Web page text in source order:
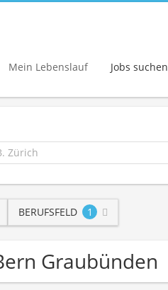
Mein Lebenslauf Jobs suchen
BERUFSFELD 1
Graubünden